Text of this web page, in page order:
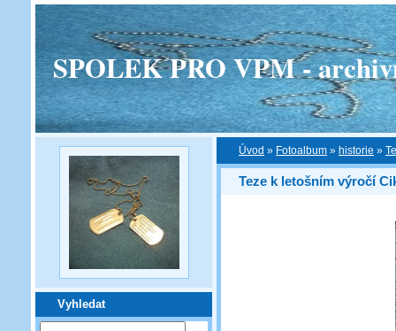
SPOLEK PRO VPM -
Vyhledat
Úvod » Fotoalbum » historie »
Teze k letošním výročí